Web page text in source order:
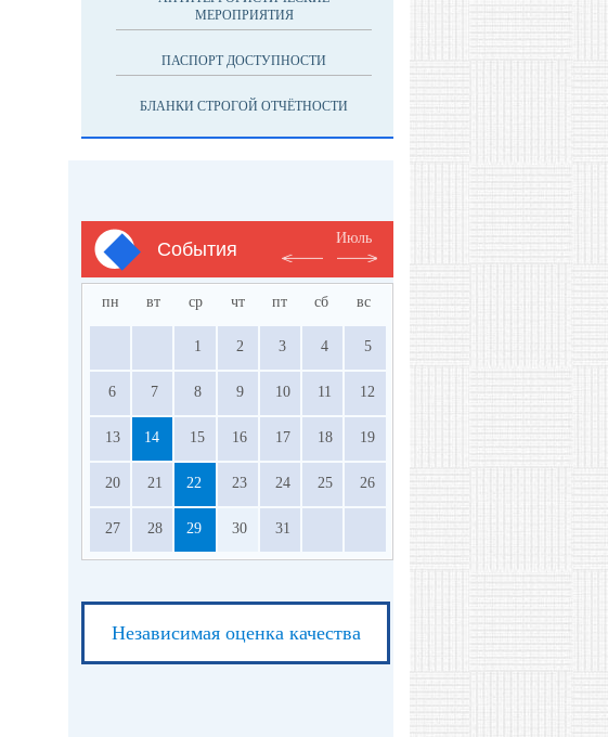
МЕРОПРИЯТИЯ
ПАСПОРТ ДОСТУПНОСТИ
БЛАНКИ СТРОГОЙ ОТЧЁТНОСТИ
События
Июль
пн вт ср чт пт сб вс
1 2 3 4 5
6 7 8 9 10 11 12
13 14 15 16 17 18 19
20 21 22 23 24 25 26
27 28 29 30 31
Независимая оценка качества